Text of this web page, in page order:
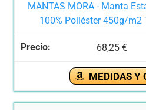
MANTAS MORA - Manta
100% Poliéster 450g/m2
68,25 €
MEDIDAS Y